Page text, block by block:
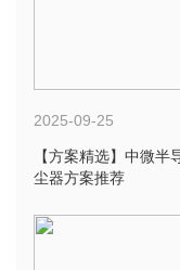
2025-09-25
【方案精选】中微
尘器方案推荐